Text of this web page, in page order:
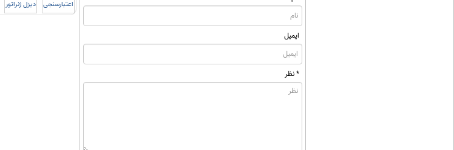
ایمیل
* نظر
اعتبارسنجی دیزل ژنراتور